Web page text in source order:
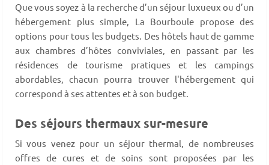
Que vous soyez à la recherche d’un séjour luxueux ou d’un
hébergement plus simple, La Bourboule propose des
options pour tous les budgets. Des hôtels haut de gamme
aux chambres d’hôtes conviviales, en passant par les
résidences de tourisme pratiques et les campings
abordables, chacun pourra trouver l'hébergement qui
correspond à ses attentes et à son budget.
Des séjours thermaux sur-mesure
Si vous venez pour un séjour thermal, de nombreuses
offres de cures et de soins sont proposées par les